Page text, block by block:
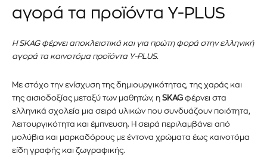
αγορά τα προϊόντα Y-PLUS
Η SKAG φέρνει αποκλειστικά και για πρώτη φορά στην ελληνική
αγορά τα καινοτόμα προϊόντα Y-PLUS.
Με στόχο την ενίσχυση της δημιουργικότητας, της χαράς και
της αισιοδοξίας μεταξύ των μαθητών, η SKAG φέρνει στα
ελληνικά σχολεία μια σειρά υλικών που συνδυάζουν ποιότητα,
λειτουργικότητα και έμπνευση. Η σειρά περιλαμβάνει από
μολύβια και μαρκαδόρους με έντονα χρώματα έως καινοτόμα
είδη γραφής και ζωγραφικής.